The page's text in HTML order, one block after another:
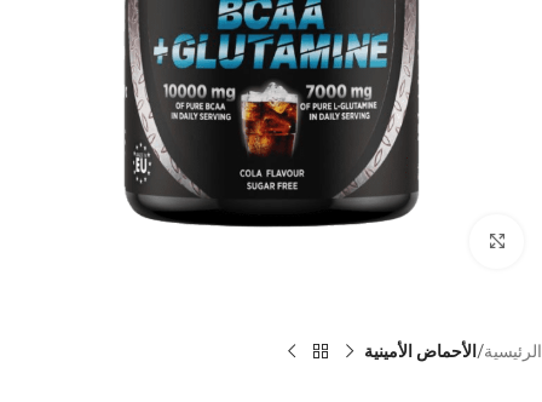
الرئيسية الأحماض الأمينية